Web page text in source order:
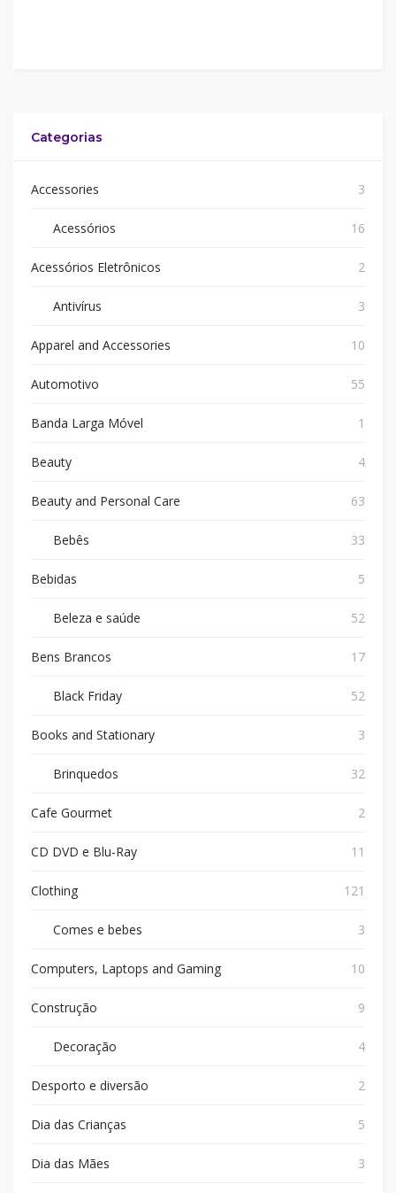
Categorias
Accessories 3
Acessórios 16
Acessórios Eletrônicos 2
Antivírus 3
Apparel and Accessories 10
Automotivo 55
Banda Larga Móvel 1
Beauty 4
Beauty and Personal Care 63
Bebês 33
Bebidas 5
Beleza e saúde 52
Bens Brancos 17
Black Friday 52
Books and Stationary 3
Brinquedos 32
Cafe Gourmet 2
CD DVD e Blu-Ray 11
Clothing 121
Comes e bebes 3
Computers, Laptops and Gaming 10
Construção 9
Decoração 4
Desporto e diversão 2
Dia das Crianças 5
Dia das Mães 3